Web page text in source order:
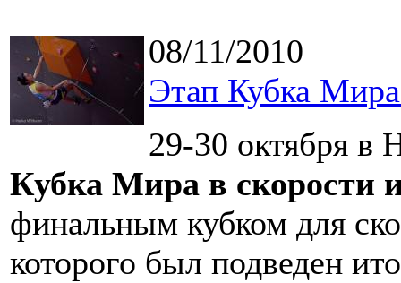
08/11/2010
Этап Кубка
29-30 октября
Кубка Мира в скорости
финальным кубком для
которого был подведен